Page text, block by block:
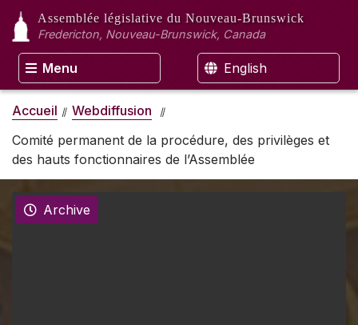
Assemblée législative du Nouveau-Brunswick
Fredericton, Nouveau-Brunswick, Canada
Menu English
Accueil
Webdiffusion
Comité permanent de la procédure, des privilèges et
des hauts fonctionnaires de l’Assemblée
Archive